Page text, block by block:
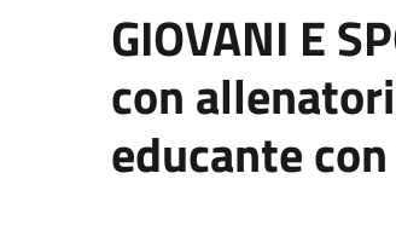
GIOVANI E
con
educante